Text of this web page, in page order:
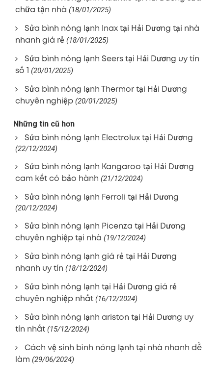
chữa tận nhà (18/01/2025)
Sửa bình nóng lạnh Inax tại Hải Dương tại nhà
nhanh giá rẻ (18/01/2025)
Sửa bình nóng lạnh Seers tại Hải Dương uy tín
số 1 (20/01/2025)
Sửa bình nóng lạnh Thermor tại Hải Dương
chuyên nghiệp (20/01/2025)
Những tin cũ hơn
Sửa bình nóng lạnh Electrolux tại Hải Dương
(22/12/2024)
Sửa bình nóng lạnh Kangaroo tại Hải Dương
cam kết có bảo hành (21/12/2024)
Sửa bình nóng lạnh Ferroli tại Hải Dương
(20/12/2024)
Sửa bình nóng lạnh Picenza tại Hải Dương
chuyên nghiệp tại nhà (19/12/2024)
Sửa bình nóng lạnh giá rẻ tại Hải Dương
nhanh uy tín (18/12/2024)
Sửa bình nóng lạnh tại Hải Dương giá rẻ
chuyên nghiệp nhất (16/12/2024)
Sửa bình nóng lạnh ariston tại Hải Dương uy
tín nhất (15/12/2024)
Cách vệ sinh bình nóng lạnh tại nhà nhanh dễ
làm (29/06/2024)